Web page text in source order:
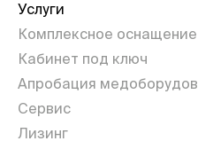
Услуги
Комплексное оснащение
Кабинет под ключ
Апробация
Сервис
Лизинг